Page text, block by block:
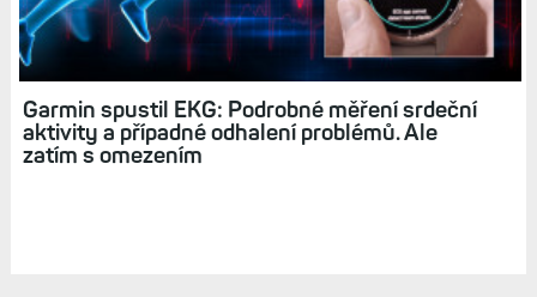
Apple umí hlídat vysoký krevní tlak, fibrilaci síní
a zlepšil indikaci spánkové apnoe. Co na to
Garmin?